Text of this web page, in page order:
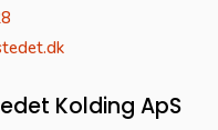
Kolding ApS